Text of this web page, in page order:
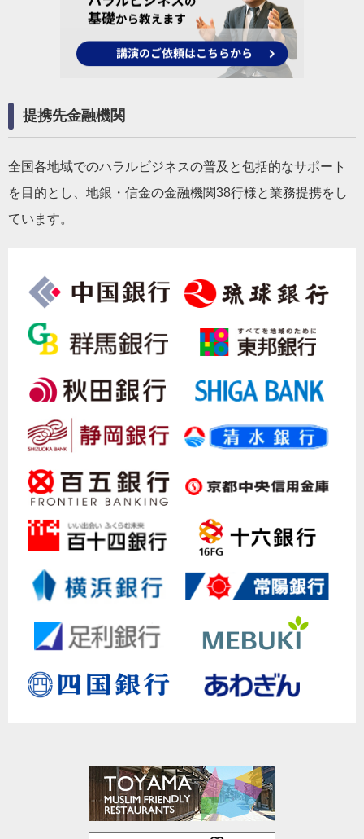
提携先金融機関
全国各地域でのハラルビジネスの普及と包括的なサポート
を目的とし、地銀・信金の金融機関38行様と業務提携をし
ています。